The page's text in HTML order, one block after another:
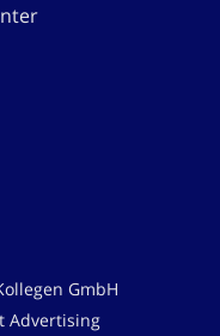
GmbH
Advertising